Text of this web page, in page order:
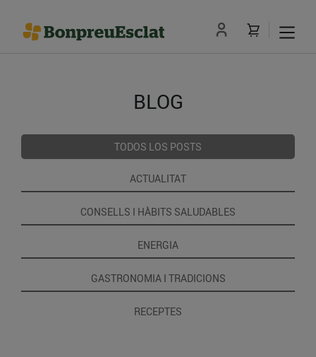
BLOG
TODOS LOS POSTS
ACTUALITAT
CONSELLS I HÀBITS SALUDABLES
ENERGIA
GASTRONOMIA I TRADICIONS
RECEPTES